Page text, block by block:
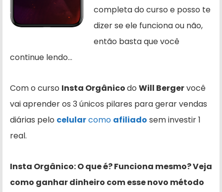
completa do curso e posso te
dizer se ele funciona ou não,
então basta que você
continue lendo…
Com o curso Insta Orgânicodo Will Bergervocê
vai aprender os 3 únicos pilares para gerar vendas
diárias pelo celularcomo afiliado sem investir 1
real.
Insta Orgânico: O que é? Funciona mesmo? Veja
como ganhar dinheiro com esse novo método